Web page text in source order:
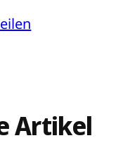
Artikel